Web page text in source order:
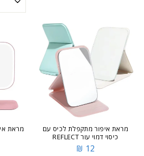
מראת איפור מתקפלת לכיס עם
כיסוי דמוי עור REFLECT
12 ₪
מראת